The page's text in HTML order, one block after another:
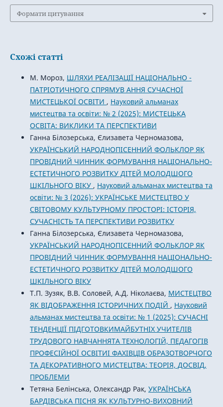
Формати цитування
Схожі статті
М. Мороз, ШЛЯХИ РЕАЛІЗАЦІЇ НАЦІОНАЛЬНО -
ПАТРІОТИЧНОГО СПРЯМУВ АННЯ СУЧАСНОЇ
МИСТЕЦЬКОЇ ОСВІТИ , Науковий альманах
мистецтва та освіти: № 2 (2025): МИСТЕЦЬКА
ОСВІТА: ВИКЛИКИ ТА ПЕРСПЕКТИВИ
Ганна Білозерська, Єлизавета Черномазова,
УКРАЇНСЬКИЙ НАРОДНОПІСЕННИЙ ФОЛЬКЛОР ЯК
ПРОВІДНИЙ ЧИННИК ФОРМУВАННЯ НАЦІОНАЛЬНО-
ЕСТЕТИЧНОГО РОЗВИТКУ ДІТЕЙ МОЛОДШОГО
ШКІЛЬНОГО ВІКУ , Науковий альманах мистецтва та
освіти: № 3 (2026): УКРАЇНСЬКЕ МИСТЕЦТВО У
СВІТОВОМУ КУЛЬТУРНОМУ ПРОСТОРІ: ІСТОРІЯ,
СУЧАСНІСТЬ ТА ПЕРСПЕКТИВИ РОЗВИТКУ
Ганна Білозерська, Єлизавета Черномазова,
УКРАЇНСЬКИЙ НАРОДНОПІСЕННИЙ ФОЛЬКЛОР ЯК
ПРОВІДНИЙ ЧИННИК ФОРМУВАННЯ НАЦІОНАЛЬНО-
ЕСТЕТИЧНОГО РОЗВИТКУ ДІТЕЙ МОЛОДШОГО
ШКІЛЬНОГО ВІКУ
Т.П. Зузяк, В.В. Соловей, А.Д. Ніколаєва, МИСТЕЦТВО
ЯК ВІДОБРАЖЕННЯ ІСТОРИЧНИХ ПОДІЙ , Науковий
альманах мистецтва та освіти: № 1 (2025): СУЧАСНІ
ТЕНДЕНЦІЇ ПІДГОТОВКИМАЙБУТНІХ УЧИТЕЛІВ
ТРУДОВОГО НАВЧАННЯТА ТЕХНОЛОГІЙ, ПЕДАГОГІВ
ПРОФЕСІЙНОЇ ОСВІТИІ ФАХІВЦІВ ОБРАЗОТВОРЧОГО
ТА ДЕКОРАТИВНОГО МИСТЕЦТВА: ТЕОРІЯ, ДОСВІД,
ПРОБЛЕМИ
Тетяна Белінська, Олександр Рак, УКРАЇНСЬКА
БАРДІВСЬКА ПІСНЯ ЯК КУЛЬТУРНО-ВИХОВНИЙ